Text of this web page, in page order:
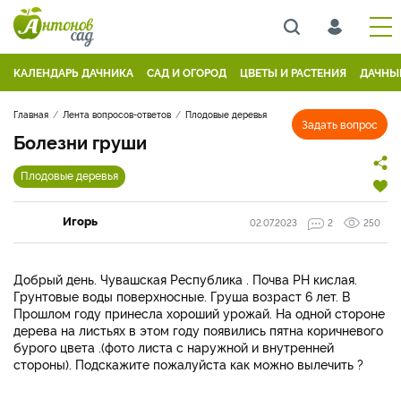
КАЛЕНДАРЬ ДАЧНИКА САД И ОГОРОД ЦВЕТЫ И РАСТЕНИЯ
Задать вопрос
Главная Лента вопросов-ответов Плодовые деревья
Болезни груши
Плодовые деревья
Игорь 02.07.2023 2 250
Добрый день. Чувашская Республика . Почва РН кислая.
Грунтовые воды поверхносные. Груша возраст 6 лет. В
Прошлом году принесла хороший урожай. На одной стороне
дерева на листьях в этом году появились пятна коричневого
бурого цвета .(фото листа с наружной и внутренней
стороны). Подскажите пожалуйста как можно вылечить ?